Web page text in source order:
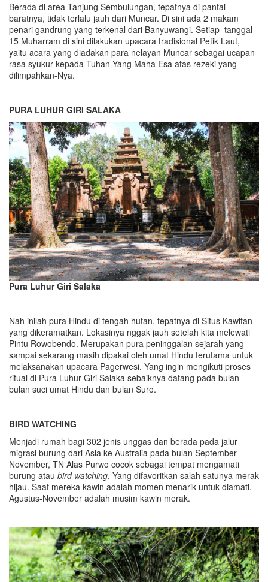
Berada di area Tanjung Sembulungan, tepatnya di pantai
baratnya, tidak terlalu jauh dari Muncar. Di sini ada 2 makam
penari gandrung yang terkenal dari Banyuwangi. Setiap tanggal
15 Muharram di sini dilakukan upacara tradisional Petik Laut,
yaitu acara yang diadakan para nelayan Muncar sebagai ucapan
rasa syukur kepada Tuhan Yang Maha Esa atas rezeki yang
dilimpahkan-Nya.
PURA LUHUR GIRI SALAKA
Pura Luhur Giri Salaka
Nah inilah pura Hindu di tengah hutan, tepatnya di Situs Kawitan
yang dikeramatkan. Lokasinya nggak jauh setelah kita melewati
Pintu Rowobendo. Merupakan pura peninggalan sejarah yang
sampai sekarang masih dipakai oleh umat Hindu terutama untuk
melaksanakan upacara Pagerwesi. Yang ingin mengikuti proses
ritual di Pura Luhur Giri Salaka sebaiknya datang pada bulan-
bulan suci umat Hindu dan bulan Suro.
BIRD WATCHING
Menjadi rumah bagi 302 jenis unggas dan berada pada jalur
migrasi burung dari Asia ke Australia pada bulan September-
November, TN Alas Purwo cocok sebagai tempat mengamati
burung atau bird watching. Yang difavoritkan salah satunya merak
hijau. Saat mereka kawin adalah momen menarik untuk diamati.
Agustus-November adalah musim kawin merak.